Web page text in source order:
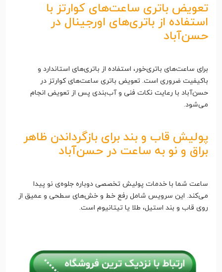
تعویض باتری ساعت‌های کوارتز با
استفاده از باتری‌های اورجینال در
حسن‌آباد
برای ساعت‌های باتری‌خور، استفاده از باتری‌های استاندارد و
باکیفیت ضروری است. تعویض باتری ساعت‌های کوارتز در
حسن‌آباد با رعایت نکات فنی و آب‌بندی پس از تعویض انجام
می‌شود.
پولیش قاب و بند برای بازگرداندن ظاهر
براق و نو به ساعت در حسن‌آباد
ساعت شما با خدمات پولیش تخصصی دوباره جلوه‌ی نو پیدا
می‌کند. این سرویس شامل رفع خط و خش‌های سطحی و عمیق از
روی قاب و بند استیل، طلا یا تیتانیوم است.